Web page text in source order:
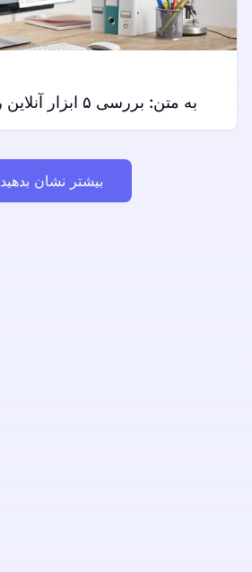
تبدیل WAV به متن: بررسی ۵ ابزار آنلاین رایگان
بیشتر نشان بدهید